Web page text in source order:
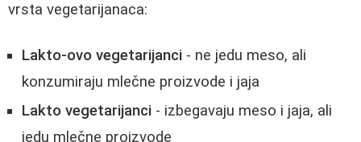
vrsta vegetarijanaca:
Lakto-ovo vegetarijanci - ne jedu meso, ali
konzumiraju mlečne proizvode i jaja
Lakto vegetarijanci - izbegavaju meso i jaja, ali
jedu mlečne proizvode